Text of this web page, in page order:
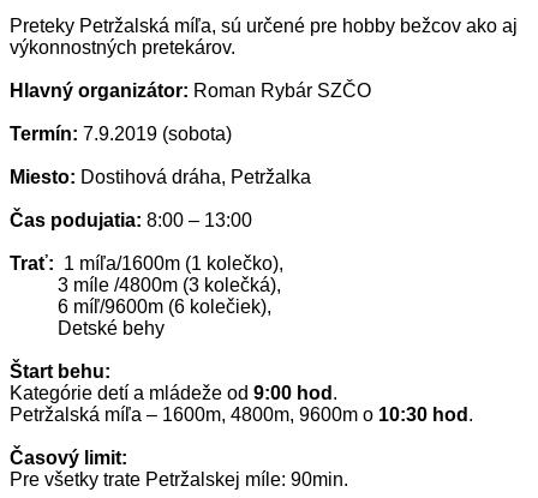
Preteky Petržalská míľa, sú určené pre hobby bežcov ako aj
výkonnostných pretekárov.
Hlavný organizátor: Roman Rybár SZČO
Termín: 7.9.2019 (sobota)
Miesto: Dostihová dráha, Petržalka
Čas podujatia: 8:00 – 13:00
Trať: 1 míľa/1600m (1 kolečko),
3 míle /4800m (3 kolečká),
6 míľ/9600m (6 kolečiek),
Detské behy
Štart behu:
Kategórie detí a mládeže od 9:00 hod .
Petržalská míľa – 1600m, 4800m, 9600m o 10:30 hod .
Časový limit:
Pre všetky trate Petržalskej míle: 90min.